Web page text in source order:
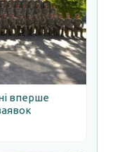
вперше